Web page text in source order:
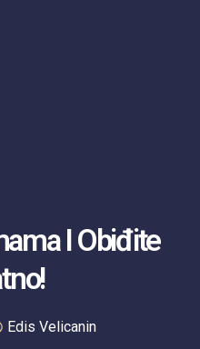
I Obiđite
Edis Velicanin